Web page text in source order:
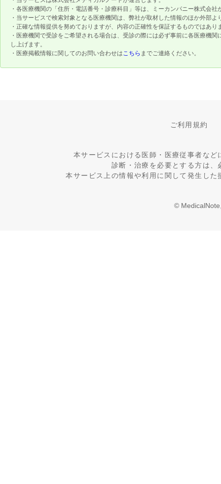
・各医療機関の「住所・電話番号・診療科目」等は、ミーカンパニー株式会
・当サービスで検索対象となる医療機関は、弊社が取材した情報のほか外部
・正確な情報提供を努めておりますが、内容の正確性を保証するものではあり
・医療機関で受診をご希望される場合は、受診の際には必ず事前に各医療機
し上げます。
・医療掲載情報に関してのお問い合わせはこちら までご連絡ください。
ご利用規約
本サービスにおける医師・医療従事者な
診断・治療を必要とする方は
本サービス上の情報や利用に関して発生し
©